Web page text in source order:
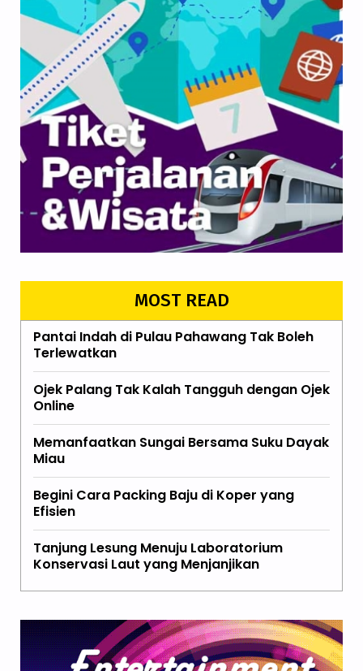
MOST READ
Pantai Indah di Pulau Pahawang Tak Boleh
Terlewatkan
Ojek Palang Tak Kalah Tangguh dengan Ojek
Online
Memanfaatkan Sungai Bersama Suku Dayak
Miau
Begini Cara Packing Baju di Koper yang
Efisien
Tanjung Lesung Menuju Laboratorium
Konservasi Laut yang Menjanjikan